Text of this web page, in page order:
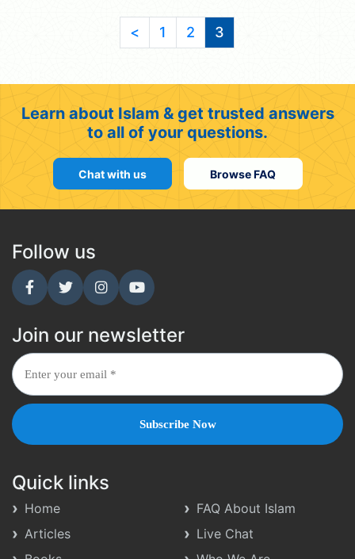
< 1 2 3
Learn about Islam & get trusted answers
to all of your questions.
Chat with us Browse FAQ
Follow us
Join our newsletter
Quick links
Home
Articles
FAQ About Islam
Live Chat